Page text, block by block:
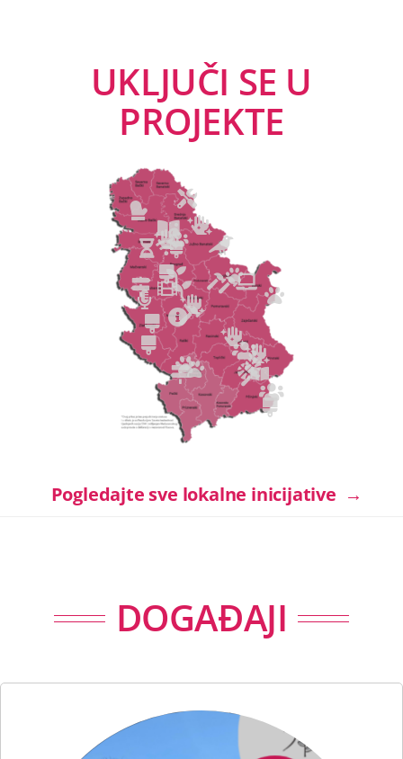
UKLJUČI SE U
PROJEKTE
Pogledajte sve lokalne inicijative →
DOGAĐAJI